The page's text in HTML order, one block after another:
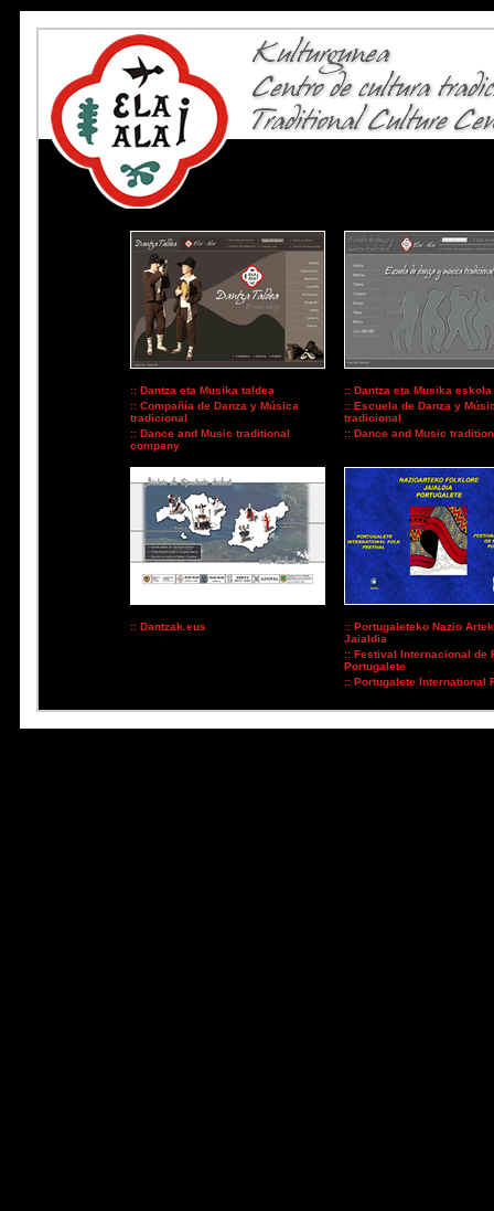
:: Dantza eta Musika taldea
:: Compañía de Danza y Música
tradicional
:: Dance and Music traditional
company
:: Dantza eta Musika
:: Escuela de Danza y
tradicional
:: Dance and Music
:: Dantzak.eus
:: Portugaleteko Nazio
Jaialdia
:: Festival Internacional de
Portugalete
:: Portugalete International